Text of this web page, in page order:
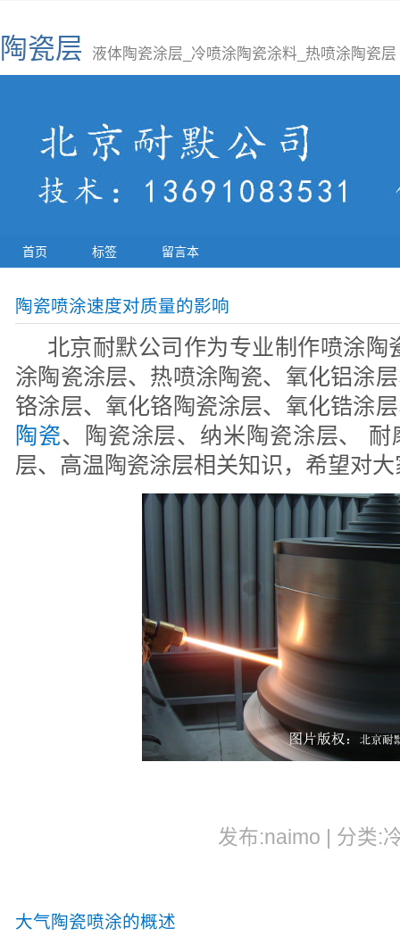
陶瓷层 液体陶瓷涂层_冷喷涂陶瓷涂料_热喷涂陶瓷层
首页 标签 留言本
陶瓷喷涂速度对质量的影响
北京耐默公司作为专业制作喷涂陶
涂陶瓷涂层、热喷涂陶瓷、氧化铝涂
铬涂层、氧化铬陶瓷涂层、氧化锆涂
陶瓷、陶瓷涂层、纳米陶瓷涂层、
层、高温陶瓷涂层相关知识，希望对
发布:naimo | 分类:
大气陶瓷喷涂的概述